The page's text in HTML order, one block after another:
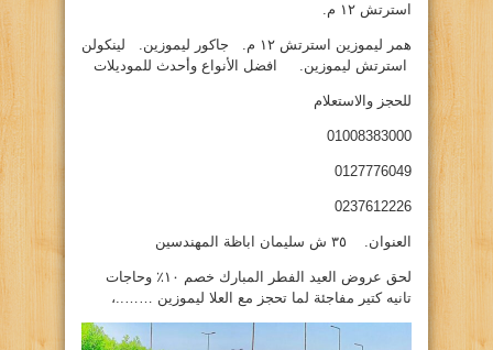
استرتش ١٢ م.
همر ليموزين استرتش ١٢ م. جاكور ليموزين. لينكولن
استرتش ليموزين. افضل الأنواع وأحدث للموديلات
للحجز والاستعلام
01008383000
0127776049
0237612226
العنوان. ٣٥ ش سليمان اباظة المهندسين
لحق عروض العيد الفطر المبارك خصم ١٠٪؜ وحاجات
تانيه كتير مفاجئة لما تحجز مع العلا ليموزين ……..،